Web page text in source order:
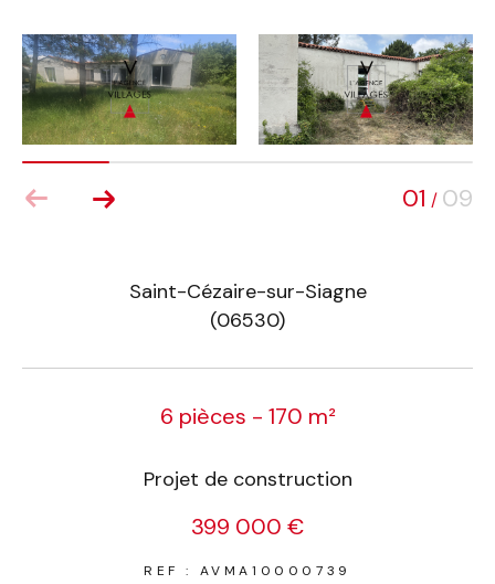
01 / 09
Saint-Cézaire-sur-Siagne
(06530)
6 pièces - 170 m²
Projet de construction
399 000 €
REF : AVMA10000739